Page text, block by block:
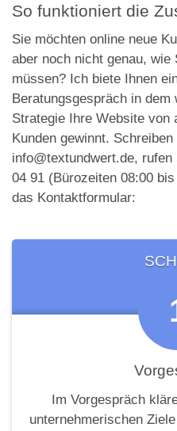
So funktioniert die
Sie möchten online neue
aber noch nicht genau, wie
müssen? Ich biete Ihnen
Beratungsgespräch in
Strategie Ihre Website von
Kunden gewinnt.
info@textundwert.de,
04 91 (Bürozeiten 08:00
das Kontaktformular:
Im Vorgespräch
unternehmerischen